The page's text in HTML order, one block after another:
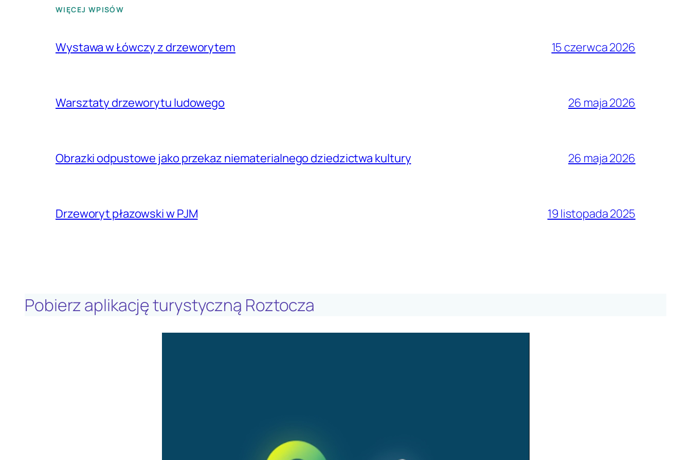
WIĘCEJ WPISÓW
Wystawa w Łówczy z drzeworytem 15 czerwca 2026
Warsztaty drzeworytu ludowego 26 maja 2026
Obrazki odpustowe jako przekaz niematerialnego dziedzictwa kultury 26 maja 2026
Drzeworyt płazowski w PJM 19 listopada 2025
Pobierz aplikację turystyczną Roztocza